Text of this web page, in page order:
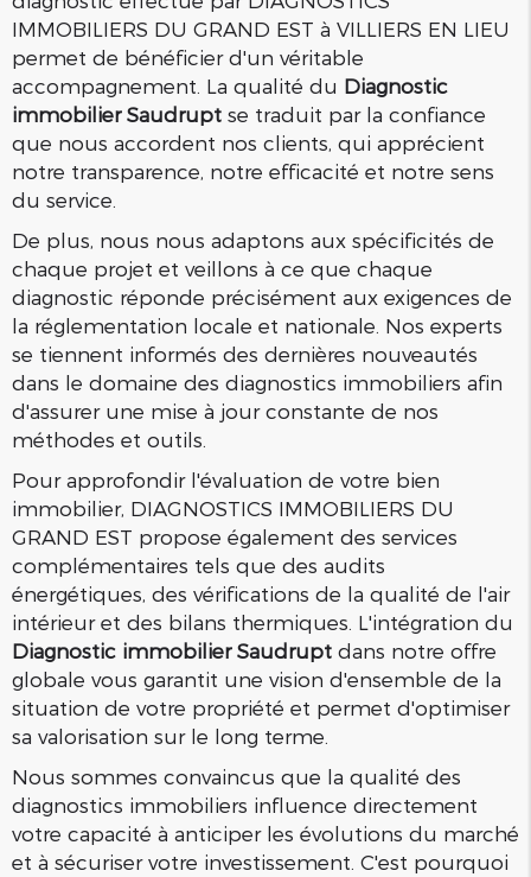
IMMOBILIERS DU GRAND EST à VILLIERS EN LIEU
permet de bénéficier d'un véritable
accompagnement. La qualité du Diagnostic
immobilier Saudrupt se traduit par la confiance
que nous accordent nos clients, qui apprécient
notre transparence, notre efficacité et notre sens
du service.
De plus, nous nous adaptons aux spécificités de
chaque projet et veillons à ce que chaque
diagnostic réponde précisément aux exigences de
la réglementation locale et nationale. Nos experts
se tiennent informés des dernières nouveautés
dans le domaine des diagnostics immobiliers afin
d'assurer une mise à jour constante de nos
méthodes et outils.
Pour approfondir l'évaluation de votre bien
immobilier, DIAGNOSTICS IMMOBILIERS DU
GRAND EST propose également des services
complémentaires tels que des audits
énergétiques, des vérifications de la qualité de l'air
intérieur et des bilans thermiques. L'intégration du
Diagnostic immobilier Saudrupt dans notre offre
globale vous garantit une vision d'ensemble de la
situation de votre propriété et permet d'optimiser
sa valorisation sur le long terme.
Nous sommes convaincus que la qualité des
diagnostics immobiliers influence directement
votre capacité à anticiper les évolutions du marché
et à sécuriser votre investissement. C'est pourquoi